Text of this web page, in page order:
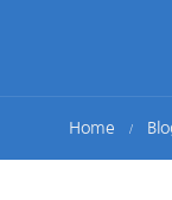
Home